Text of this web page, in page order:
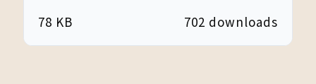
702 downloads
78 KB